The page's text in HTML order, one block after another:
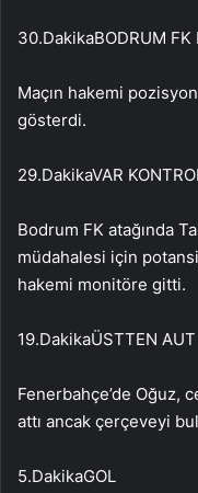
30.DakikaBODRUM FK
Maçın hakemi
gösterdi.
29.DakikaVAR
Bodrum FK atağında
müdahalesi için
hakemi monitöre gitti.
19.DakikaÜSTTEN AUT
Fenerbahçe’de Oğuz,
attı ancak çerçeveyi
5.DakikaGOL